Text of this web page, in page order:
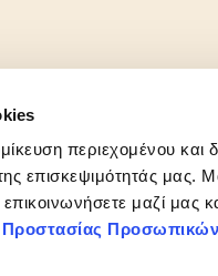
περιεχομένου και
επισκεψιμότητάς μας.
μαζί μας
Προστασίας
ΠΟΛΙΤΙΚΗ ΑΠΟΡΡΗΤΟΥ